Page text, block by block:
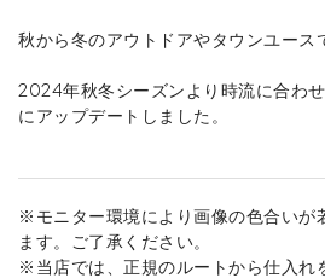
秋から冬のアウトドアやタウンユース
2024年秋冬シーズンより時流に合わ
にアップデートしました。
※モニター環境により画像の色合いが
ます。ご了承ください。
※当店では、正規のルートから仕入れ